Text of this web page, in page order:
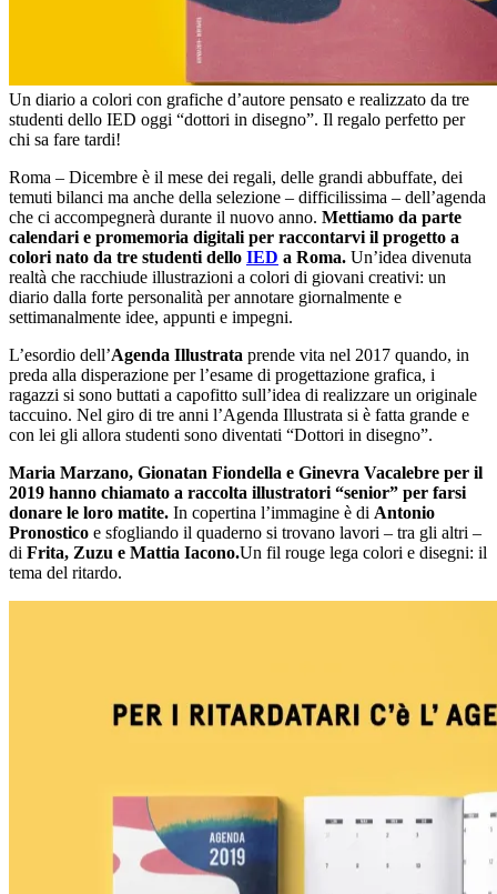
Un diario a colori con grafiche d’autore pensato e realizzato da tre
studenti dello IED oggi “dottori in disegno”. Il regalo perfetto per
chi sa fare tardi!
Roma – Dicembre è il mese dei regali, delle grandi abbuffate, dei
temuti bilanci ma anche della selezione – difficilissima – dell’agenda
che ci accompegnerà durante il nuovo anno. Mettiamo da parte
calendari e promemoria digitali per raccontarvi il progetto a
colori nato da tre studenti dello IED a Roma. Un’idea divenuta
realtà che racchiude illustrazioni a colori di giovani creativi: un
diario dalla forte personalità per annotare giornalmente e
settimanalmente idee, appunti e impegni.
L’esordio dell’Agenda Illustrata prende vita nel 2017 quando, in
preda alla disperazione per l’esame di progettazione grafica, i
ragazzi si sono buttati a capofitto sull’idea di realizzare un originale
taccuino. Nel giro di tre anni l’Agenda Illustrata si è fatta grande e
con lei gli allora studenti sono diventati “Dottori in disegno”.
Maria Marzano, Gionatan Fiondella e Ginevra Vacalebre per il
2019 hanno chiamato a raccolta illustratori “senior” per farsi
donare le loro matite. In copertina l’immagine è di Antonio
Pronostico e sfogliando il quaderno si trovano lavori – tra gli altri –
di Frita, Zuzu e Mattia Iacono.Un fil rouge lega colori e disegni: il
tema del ritardo.